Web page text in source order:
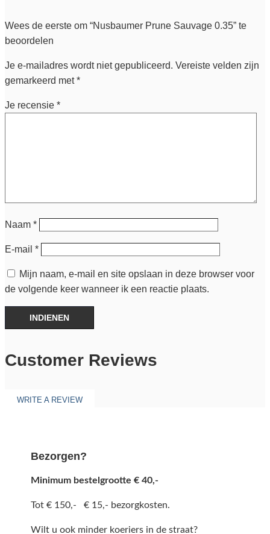
Wees de eerste om “Nusbaumer Prune Sauvage 0.35” te
beoordelen
Je e-mailadres wordt niet gepubliceerd. Vereiste velden zijn
gemarkeerd met*
Je recensie *
Naam *
E-mail *
Mijn naam, e-mail en site opslaan in deze browser voor
de volgende keer wanneer ik een reactie plaats.
INDIENEN
Customer Reviews
WRITE A REVIEW
Bezorgen?
Minimum bestelgrootte € 40,-
Tot € 150,- € 15,- bezorgkosten.
Wilt u ook minder koeriers in de straat?